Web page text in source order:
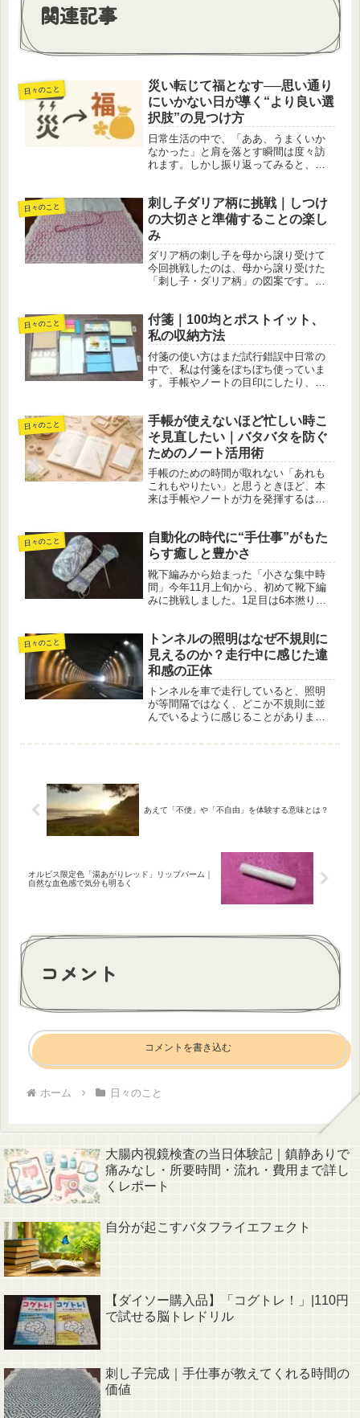
関連記事
日々のこと
災い転じて福となす──思い通り
にいかない日が導く“より良い選
択肢”の見つけ方
日常生活の中で、「ああ、うまくいか
なかった」と肩を落とす瞬間は度々訪
れます。しかし振り返ってみると、そ
くことがあります。まさに「災い転じ
て福となす」を実感する場面です。今
回...
日々のこと
刺し子ダリア柄に挑戦｜しつけ
の大切さと準備することの楽し
み
ダリア柄の刺し子を母から譲り受けて
今回挑戦したのは、母から譲り受けた
「刺し子・ダリア柄」の図案です。こ
縫いに取りかかっていました。ところ
が、今回の説明書には「まずしつけを
す...
日々のこと
付箋｜100均とポストイット、
私の収納方法
付箋の使い方はまだ試行錯誤中日常の
中で、私は付箋をぼちぼち使っていま
す。手帳やノートの目印にしたり、ち
具であることは間違いないのですが、
実のところ「これだ！」という自分に
合...
日々のこと
手帳が使えないほど忙しい時こ
そ見直したい｜バタバタを防ぐ
ためのノート活用術
手帳のための時間が取れない「あれも
これもやりたい」と思うときほど、本
来は手帳やノートが力を発揮するはず
身、3月末からやるべきこと、やりたい
ことが一気に重なり、気づけば日々を...
日々のこと
自動化の時代に“手仕事”がもた
らす癒しと豊かさ
靴下編みから始まった「小さな集中時
間」今年11月上旬から、初めて靴下編
みに挑戦しました。1足目は6本撚りの
目数も増え、どうしても編み進むスピ
ードが遅くなります。「早く完...
日々のこと
トンネルの照明はなぜ不規則に
見えるのか？走行中に感じた違
和感の正体
トンネルを車で走行していると、照明
が等間隔ではなく、どこか不規則に並
んでいるように感じることがありま
あえて「不便」や「不自由」を体験する意味とは？
オルビス限定色「湯あがりレッド」リップバーム｜
自然な血色感で気分も明るく
コメント
コメントを書き込む
ホーム 日々のこと
大腸内視鏡検査の当日体験記｜鎮静ありで
痛みなし・所要時間・流れ・費用まで詳し
くレポート
自分が起こすバタフライエフェクト
【ダイソー購入品】「コグトレ！」|110円
で試せる脳トレドリル
刺し子完成｜手仕事が教えてくれる時間の
価値